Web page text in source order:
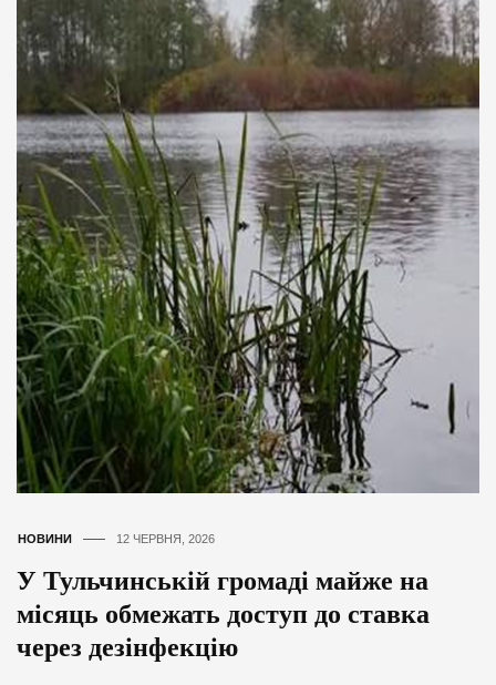
НОВИНИ 12 ЧЕРВНЯ, 2026
У Тульчинській громаді майже на
місяць обмежать доступ до ставка
через дезінфекцію